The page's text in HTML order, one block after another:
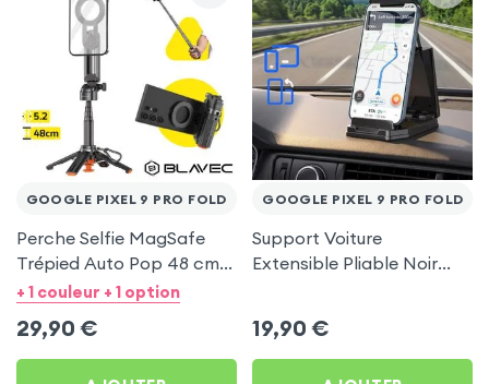
GOOGLE PIXEL 9 PRO FOLD
Perche Selfie MagSafe
Trépied Auto Pop 48 cm
Noir pour Google Pixel 9
+ 1 couleur + 1 option
29,90 €
GOOGLE PIXEL 9 PRO FOLD
Support Voiture
Extensible Pliable Noir
19,90 €